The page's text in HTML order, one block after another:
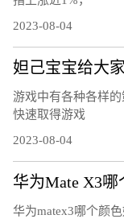
2023-08-04
妲己宝宝给大
游戏中有各种各样
快速取得游戏
2023-08-04
华为Mate X3
华为matex3哪个颜